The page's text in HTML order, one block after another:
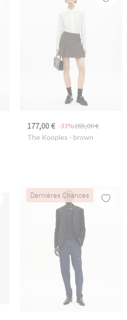
177,00 € 265,00 €
-33%
The Kooples - brown
Dernières Chances